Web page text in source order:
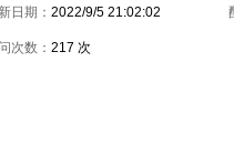
日期： 2022/9/5 21:02:02
次数： 217 次